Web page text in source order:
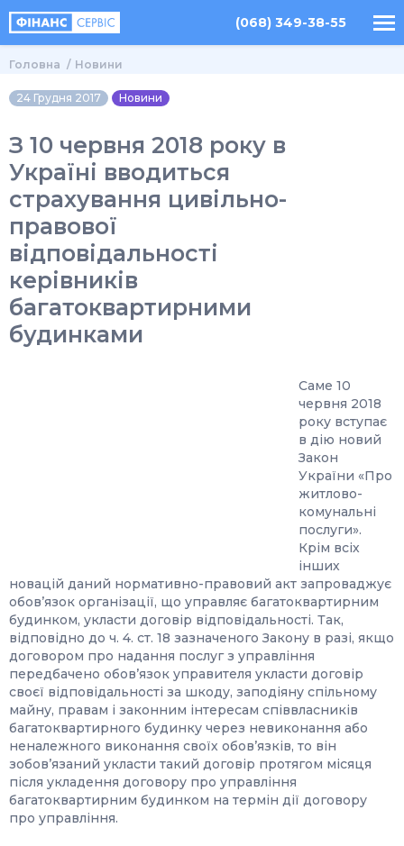
(068) 349-38-55
Головна Новини
24 Грудня 2017 Новини
З 10 червня 2018 року в
Україні вводиться
страхування цивільно-
правової
відповідальності
керівників
багатоквартирними
будинками
Саме 10
червня 2018
року вступає
в дію новий
Закон
України «Про
житлово-
комунальні
послуги».
Крім всіх
інших
новацій даний нормативно-правовий акт запроваджує
обов’язок організації, що управляє багатоквартирним
будинком, укласти договір відповідальності. Так,
відповідно до ч. 4. ст. 18 зазначеного Закону в разі, якщо
договором про надання послуг з управління
передбачено обов’язок управителя укласти договір
своєї відповідальності за шкоду, заподіяну спільному
майну, правам і законним інтересам співвласників
багатоквартирного будинку через невиконання або
неналежного виконання своїх обов’язків, то він
зобов’язаний укласти такий договір протягом місяця
після укладення договору про управління
багатоквартирним будинком на термін дії договору
про управління.